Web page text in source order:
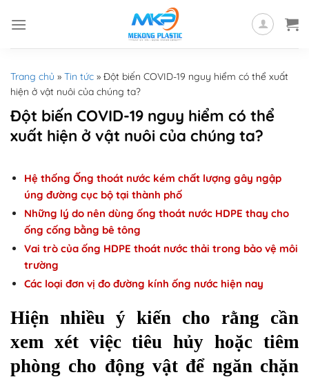
Trang chủ » Tin tức » Đột biến COVID-19 nguy hiểm có thể xuất
hiện ở vật nuôi của chúng ta?
Đột biến COVID-19 nguy hiểm có thể
xuất hiện ở vật nuôi của chúng ta?
Hệ thống Ống thoát nước kém chất lượng gây ngập
úng đường cục bộ tại thành phố
Những lý do nên dùng ống thoát nước HDPE thay cho
ống cống bằng bê tông
Vai trò của ống HDPE thoát nước thải trong bảo vệ môi
trường
Các loại đơn vị đo đường kính ống nước hiện nay
Hiện nhiều ý kiến cho rằng cần
xem xét việc tiêu hủy hoặc tiêm
phòng cho động vật để ngăn chặn